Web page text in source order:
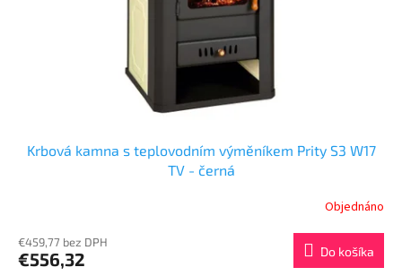
Krbová kamna s teplovodním výměníkem Prity S3 W17
TV - černá
Objednáno
€459,77 bez DPH
€556,32 Do košíka